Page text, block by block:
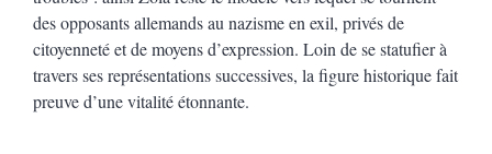
des opposants allemands au nazisme en exil, privés de
citoyenneté et de moyens d’expression. Loin de se statufier à
travers ses représentations successives, la figure historique fait
preuve d’une vitalité étonnante.